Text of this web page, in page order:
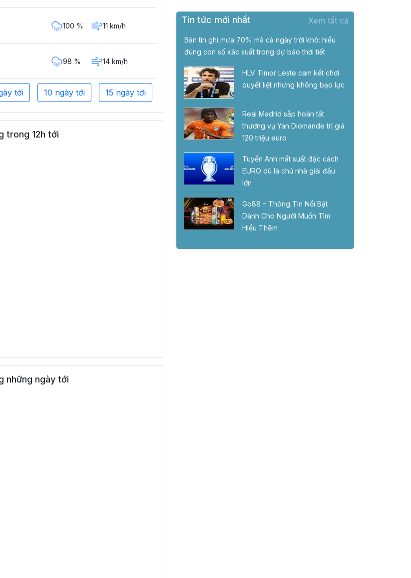
100 % 11 km/h
98 % 14 km/h
tới 10 ngày tới 15 ngày tới
trong 12h tới
những ngày tới
Tin tức mới nhất Xem tất cả
Bản tin ghi mưa 70% mà cả ngày trời khô: hiểu
đúng con số xác suất trong dự báo thời tiết
HLV Timor Leste cam kết chơi
quyết liệt nhưng không bạo lực
Real Madrid sắp hoàn tất
thương vụ Yan Diomande trị giá
120 triệu euro
Tuyển Anh mất suất đặc cách
EURO dù là chủ nhà giải đấu
lớn
Go88 – Thông Tin Nổi Bật
Dành Cho Người Muốn Tìm
Hiểu Thêm